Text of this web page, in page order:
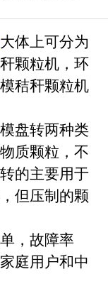
大体上可分为
颗粒机，环
秸秆颗粒机
盘转两种类
质颗粒，不
的主要用于
但压制的颗
，故障率
庭用户和中